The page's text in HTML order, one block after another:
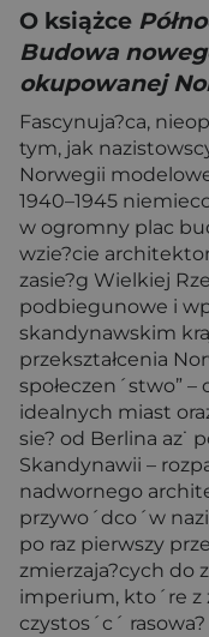
O książce
Budowa
okupowanej
Fascynuja?ca,
tym, jak
Norwegii
1940–1945
w ogromny plac
wzie?cie
zasie?g Wielkiej
podbiegunowe i
skandynawskim
przekształcenia
społeczen´stwo”
idealnych miast
sie? od Berlina az˙
Skandynawii –
nadwornego
przywo´dco´w
po raz pierwszy
zmierzaja?cych do
imperium, kto´re z
czystos´c´